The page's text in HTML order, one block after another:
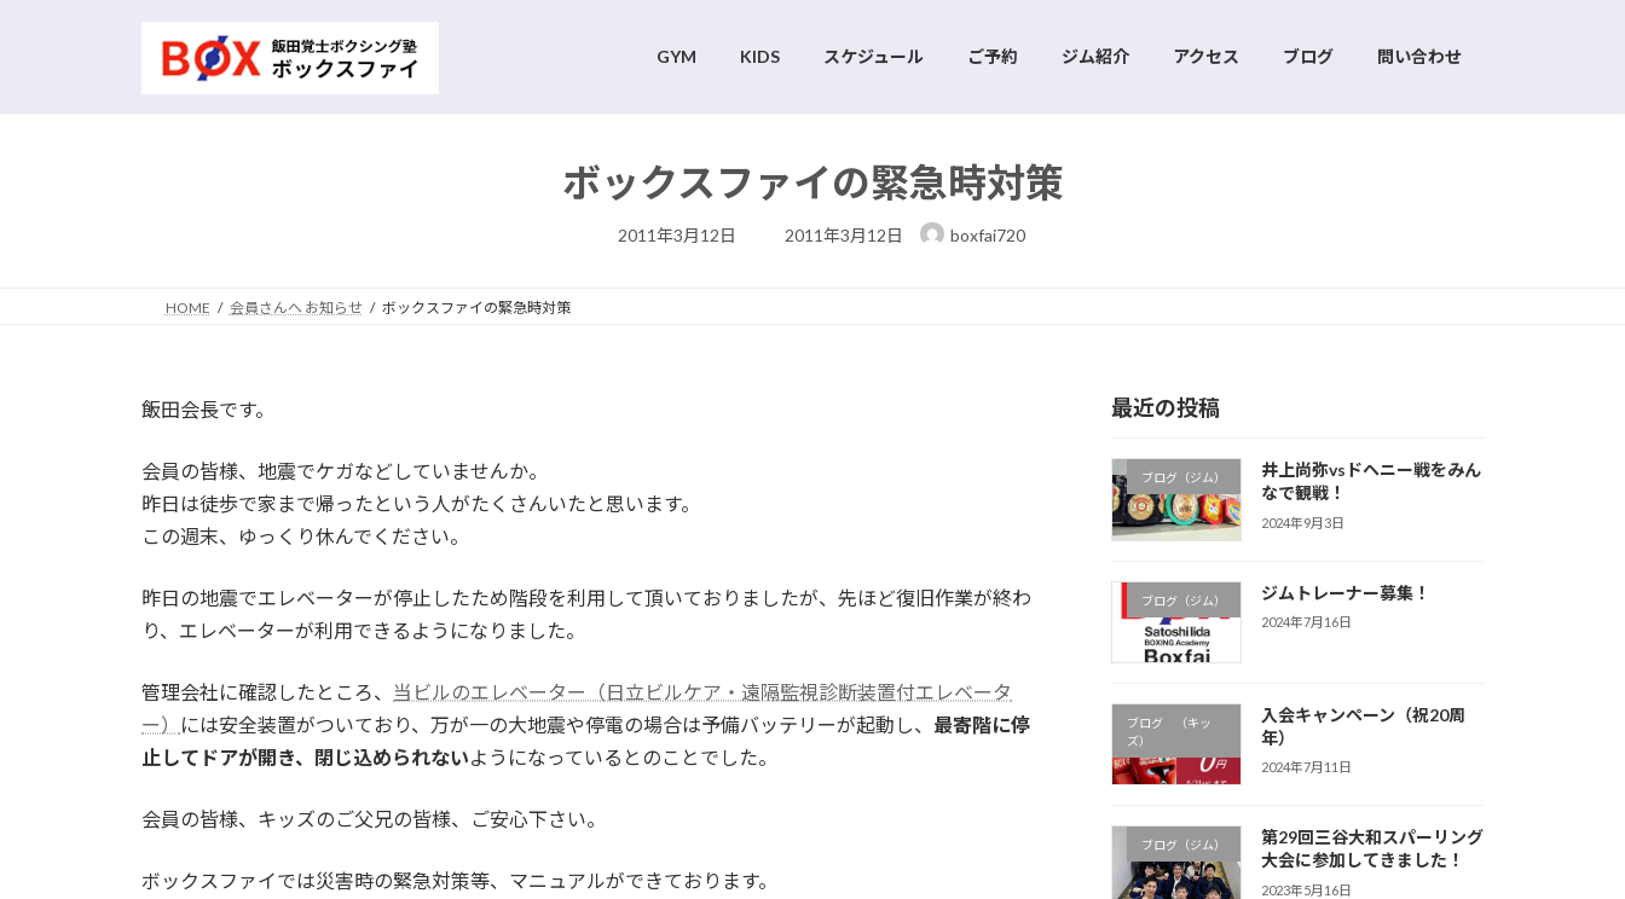
GYM KIDS スケジュール ご予約 ジム紹介 アクセス ブログ 問い合わせ
ボックスファイの緊急時対策
2011年3月12日
最
終
2011年3月12日 boxfai720
HOME 会員さんへ お知らせ ボックスファイの緊急時対策
飯田会長です。
会員の皆様、地震でケガなどしていませんか。
昨日は徒歩で家まで帰ったという人がたくさんいたと思います。
この週末、ゆっくり休んでください。
昨日の地震でエレベーターが停止したため階段を利用して頂いておりましたが、先ほど復旧作業が終わ
り、エレベーターが利用できるようになりました。
管理会社に確認したところ、
当ビルのエレベーター（日立ビルケア・遠隔監視診断装置付エレベータ
ー）
には安全装置がついており、万が一の大地震や停電の場合は予備バッテリーが起動し、 最寄階に停
止してドアが開き、閉じ込められないようになっているとのことでした。
会員の皆様、キッズのご父兄の皆様、ご安心下さい。
ボックスファイでは災害時の緊急対策等、マニュアルができております。
最近の投稿
ブログ（ジム）
井上尚弥vsドヘニー戦をみん
なで観戦！
2024年9月3日
ブログ（ジム） ジムトレーナー募集！
2024年7月16日
ブログ （キッ
ズ）
入会キャンペーン（祝20周
年）
2024年7月11日
ブログ（ジム）
第29回三谷大和スパーリング
大会に参加してきました！
2023年5月16日